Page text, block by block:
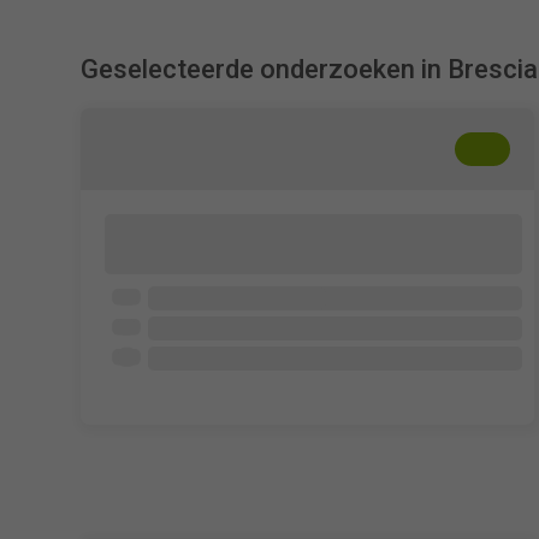
Geselecteerde onderzoeken in Brescia